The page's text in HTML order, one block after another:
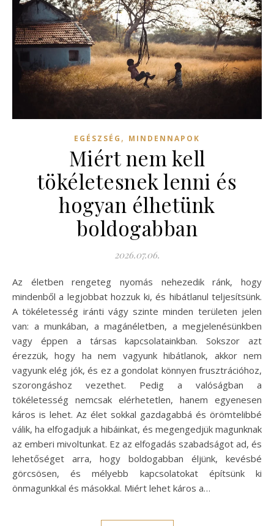
EGÉSZSÉG , MINDENNAPOK
Miért nem kell
tökéletesnek lenni és
hogyan élhetünk
boldogabban
2026.07.06.
Az életben rengeteg nyomás nehezedik ránk, hogy
mindenből a legjobbat hozzuk ki, és hibátlanul teljesítsünk.
A tökéletesség iránti vágy szinte minden területen jelen
van: a munkában, a magánéletben, a megjelenésünkben
vagy éppen a társas kapcsolatainkban. Sokszor azt
érezzük, hogy ha nem vagyunk hibátlanok, akkor nem
vagyunk elég jók, és ez a gondolat könnyen frusztrációhoz,
szorongáshoz vezethet. Pedig a valóságban a
tökéletesség nemcsak elérhetetlen, hanem egyenesen
káros is lehet. Az élet sokkal gazdagabbá és örömtelibbé
válik, ha elfogadjuk a hibáinkat, és megengedjük magunknak
az emberi mivoltunkat. Ez az elfogadás szabadságot ad, és
lehetőséget arra, hogy boldogabban éljünk, kevésbé
görcsösen, és mélyebb kapcsolatokat építsünk ki
önmagunkkal és másokkal. Miért lehet káros a…